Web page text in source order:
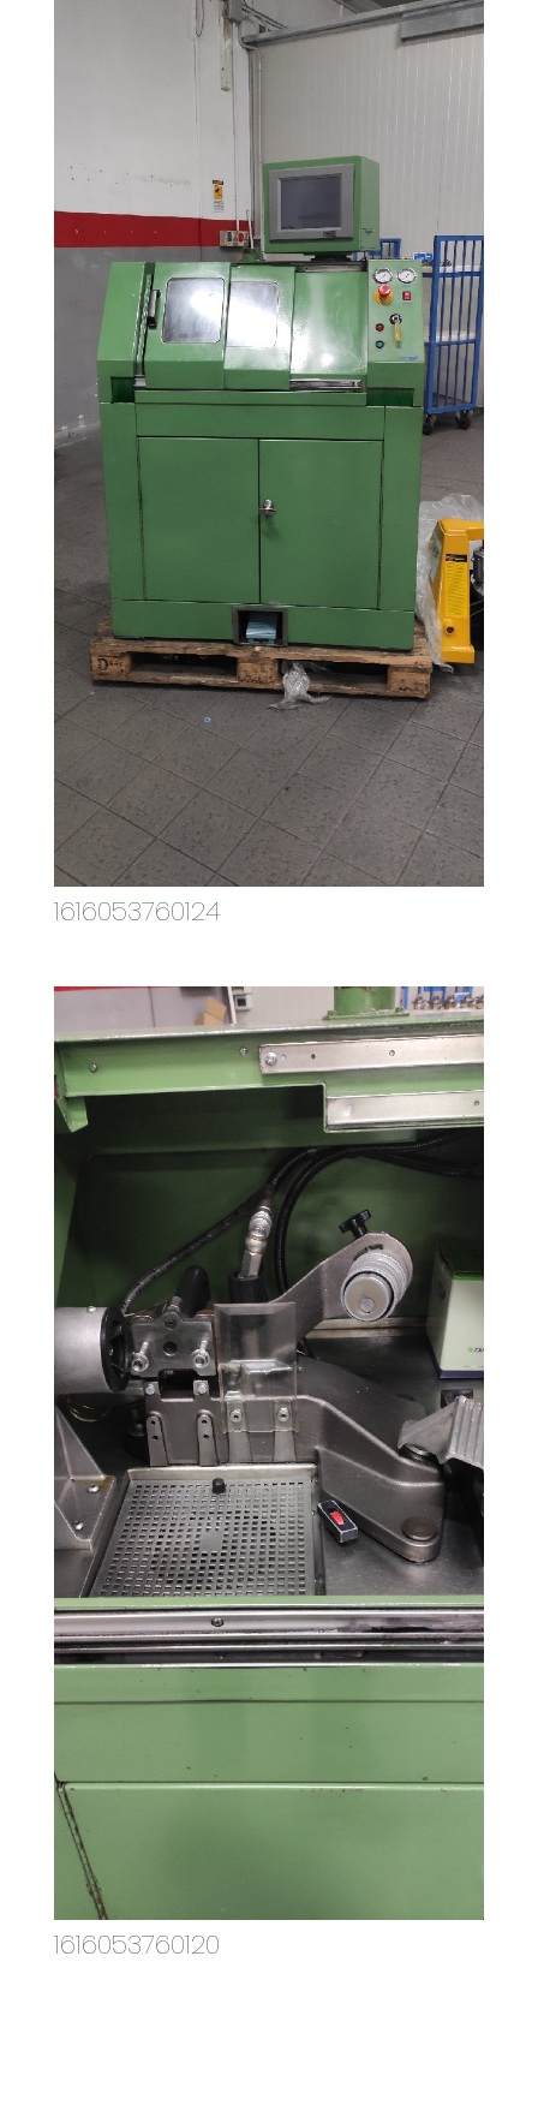
1616053760124
1616053760120